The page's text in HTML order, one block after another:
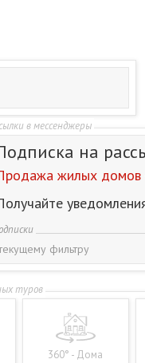
на
жилых домов
фильтру
360° - Дома